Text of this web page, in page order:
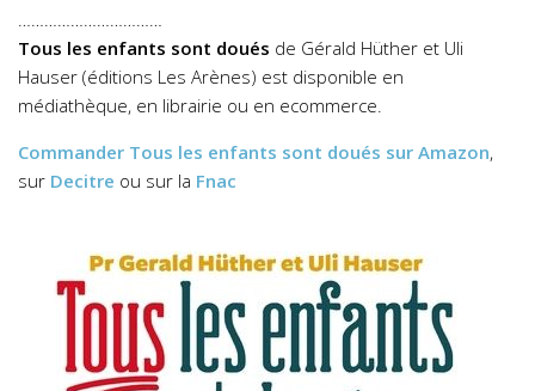
Tous les enfants sont doués de Gérald Hüther et Uli
Hauser (éditions Les Arènes) est disponible en
médiathèque, en librairie ou en ecommerce.
Commander Tous les enfants sont doués sur Amazon,
sur Decitre ou sur la Fnac